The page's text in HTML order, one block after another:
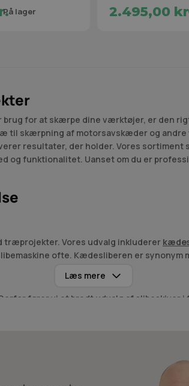
På lager 2.495,00
for at skærpe dine værktøjer, er den
til skærpning af motorsavskæder og
resultater, der holder. Vores
og funktionalitet. Uanset om du er
træprojekter. Vores udvalg inkluderer
ofte. Kædesliberen er
Derfor fører vi et bredt udvalg af
personlige vejledning og vores
der matcher dine behov. Med vores
Læs mere